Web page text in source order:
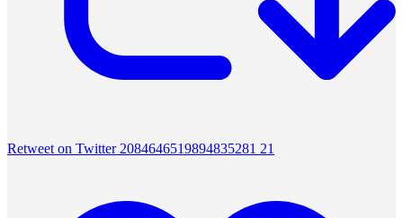
Retweet on Twitter 2084646519894835281 21